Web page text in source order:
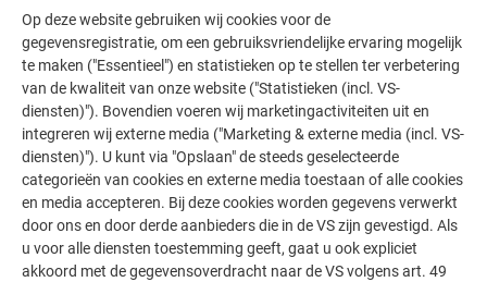
LAAT U INSPIREREN
De PREFA referentiegallerij laat zien hoe veelzijdig
aluminium kan worden toegepast. Ontdek meer
indrukwekkende projecten met de duurzame PREFA
aluminiumoplossingen voor dak, zonne-energie en
gevel.
MEER REFERENTIES BEKIJKEN
Op deze website gebruiken wij cookies voor de
gegevensregistratie, om een gebruiksvriendelijke ervaring mogelijk
te maken ("Essentieel") en statistieken op te stellen ter verbetering
van de kwaliteit van onze website ("Statistieken (incl. VS-
diensten)"). Bovendien voeren wij marketingactiviteiten uit en
integreren wij externe media ("Marketing & externe media (incl. VS-
diensten)"). U kunt via "Opslaan" de steeds geselecteerde
categorieën van cookies en externe media toestaan of alle cookies
en media accepteren. Bij deze cookies worden gegevens verwerkt
door ons en door derde aanbieders die in de VS zijn gevestigd. Als
u voor alle diensten toestemming geeft, gaat u ook expliciet
akkoord met de gegevensoverdracht naar de VS volgens art. 49